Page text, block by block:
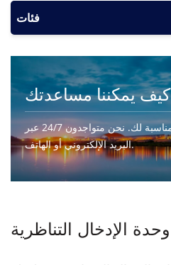
فئات
كيف يمكننا مساعدتك
يمكنك الاتصال بنا بأي طريقة مناسبة لك. نحن متواجدون 24/7 عبر
البريد الإلكتروني أو الهاتف.
اتصل بنا